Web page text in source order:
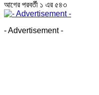
আগেরপরবর্তী ১ এর ৫৪৩
- Advertisement -